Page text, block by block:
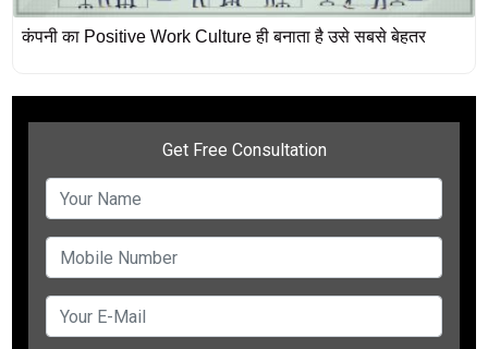
कंपनी का Positive Work Culture ही बनाता है उसे सबसे बेहतर